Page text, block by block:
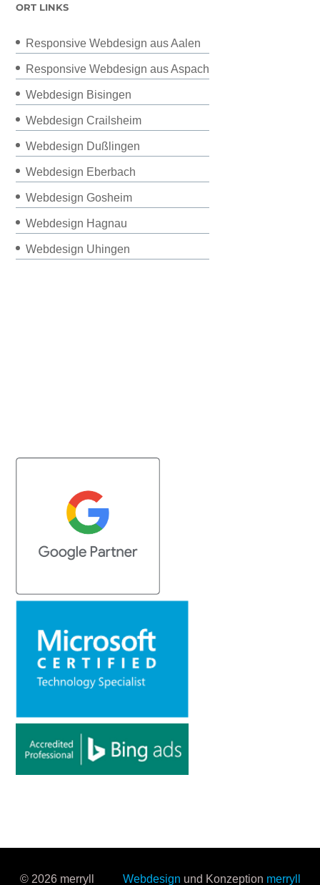
ORT LINKS
Responsive Webdesign aus Aalen
Responsive Webdesign aus Aspach
Webdesign Bisingen
Webdesign Crailsheim
Webdesign Dußlingen
Webdesign Eberbach
Webdesign Gosheim
Webdesign Hagnau
Webdesign Uhingen
© 2026 merryll Webdesign und Konzeption merryll